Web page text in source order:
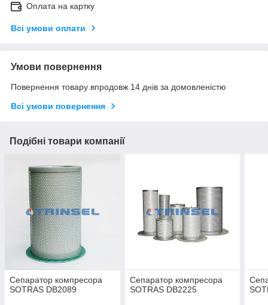
Оплата на картку
Всі умови оплати
Умови повернення
Повернення товару впродовж 14 днів за домовленістю
Всі умови повернення
Подібні товари компанії
Сепаратор компресора
SOTRAS DB2089
Сепаратор компресора
SOTRAS DB2225